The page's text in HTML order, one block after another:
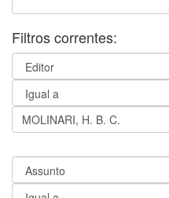
Filtros correntes: